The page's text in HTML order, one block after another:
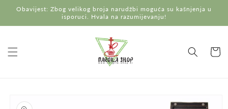
na
Obavijest: Zbog velikog broja narudžbi moguća su kašnjenja u
isporuci. Hvala na razumijevanju!